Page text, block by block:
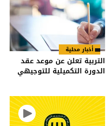
أخبار محلية
التربية تعلن عن موعد عقد
الدورة التكميلية للتوجيهي